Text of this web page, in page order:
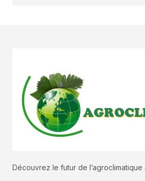
Découvrez le futur de l’agroclimatique